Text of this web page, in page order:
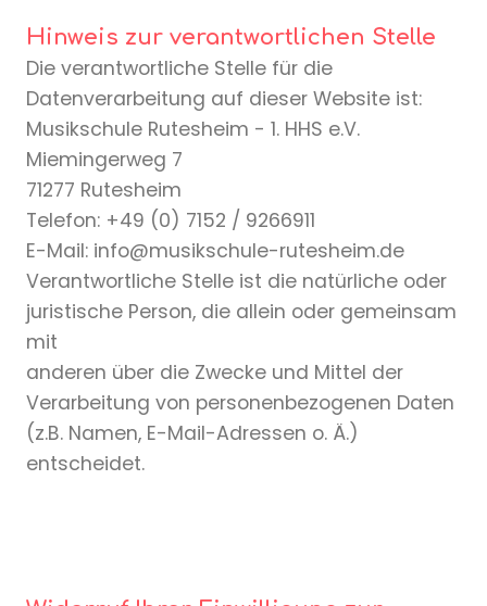
Hinweis zur verantwortlichen Stelle
Die verantwortliche Stelle für die
Datenverarbeitung auf dieser Website ist:
Musikschule Rutesheim - 1. HHS e.V.
Miemingerweg 7
71277 Rutesheim
Telefon: +49 (0) 7152 / 9266911
E-Mail: info@musikschule-rutesheim.de
Verantwortliche Stelle ist die natürliche oder
juristische Person, die allein oder gemeinsam
mit
anderen über die Zwecke und Mittel der
Verarbeitung von personenbezogenen Daten
(z.B. Namen, E-Mail-Adressen o. Ä.)
entscheidet.